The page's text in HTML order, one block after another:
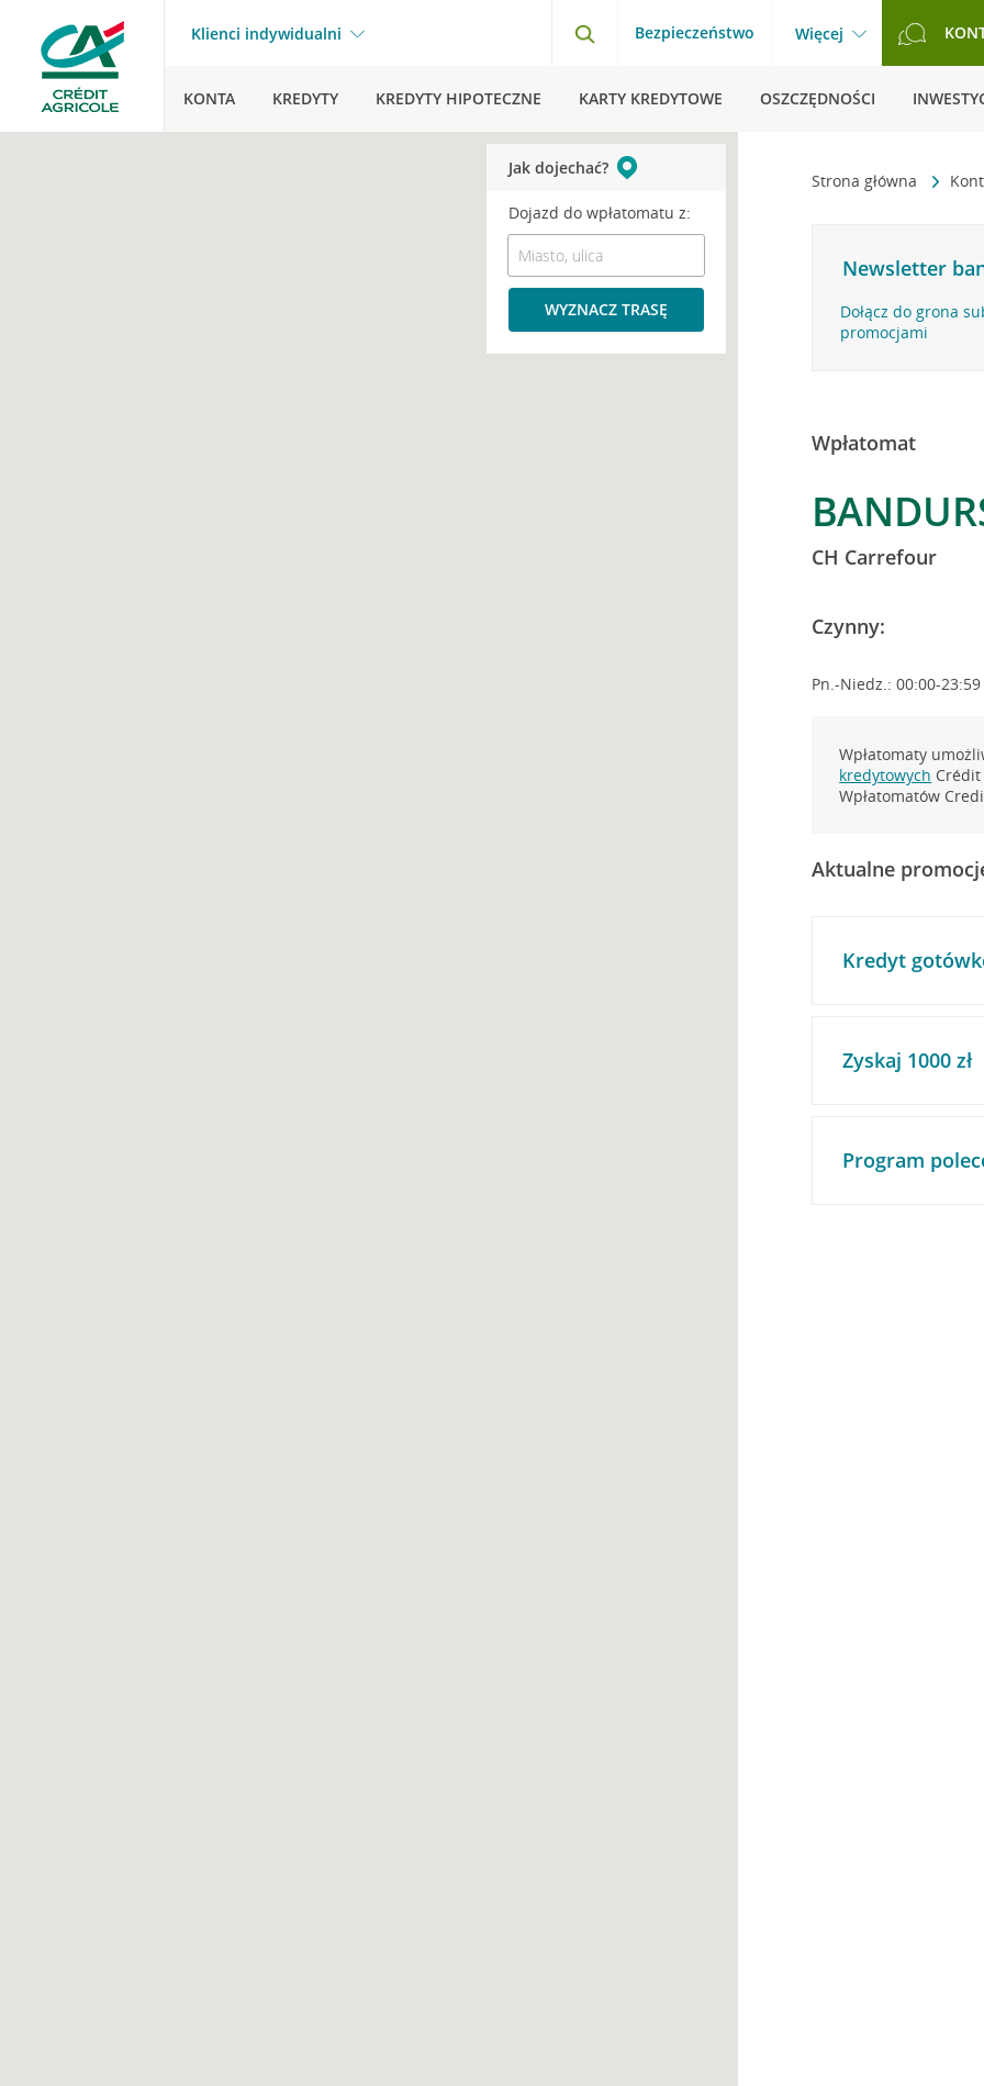
Klienci indywidualni Bezpieczeństwo Więcej
KONTA KREDYTY KREDYTY HIPOTECZNE KARTY KREDYTOWE OSZCZĘDNOŚCI
Strona główna
Newsletter
Dołącz do grona
promocjami
Wpłatomat
CH Carrefour
Czynny:
Pn.-Niedz.: 00:00-23:59
Wpłatomaty
kredytowych
Wpłatomatów
Aktualne
Kredyt
Zyskaj 1000 zł
Program
Jak dojechać?
Dojazd do wpłatomatu z:
WYZNACZ TRASĘ